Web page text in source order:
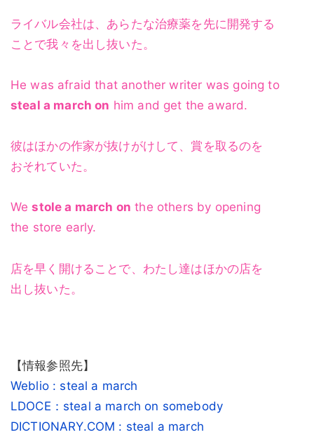
ライバル会社は、あらたな治療薬を先に開発する
ことで我々を出し抜いた。
He was afraid that another writer was going to
steal a march on him and get the award.
彼はほかの作家が抜けがけして、賞を取るのを
おそれていた。
Westole a march on the others by opening
the store early.
店を早く開けることで、わたし達はほかの店を
出し抜いた。
【情報参照先】
Weblio : steal a march
LDOCE：steal a march on somebody
DICTIONARY.COM : steal a march